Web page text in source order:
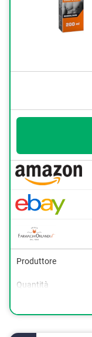
Produttore
Quantità